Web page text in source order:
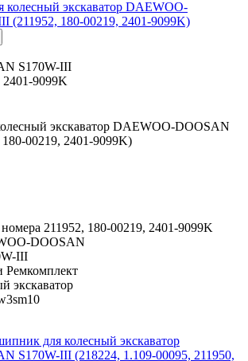
S170W-III
2401-9099K
экскаватор DAEWOO-DOOSAN
00219, 2401-9099K)
211952, 180-00219, 2401-9099K
DOOSAN
III
Ремкомплект
экскаватор